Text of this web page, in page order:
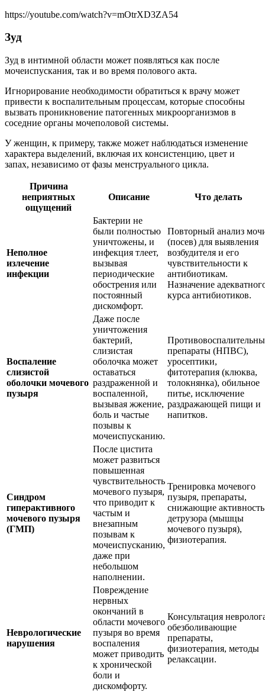
https://youtube.com/watch?v=mOtrXD3ZA54
Зуд
Зуд в интимной области может появляться как после
мочеиспускания, так и во время полового акта.
Игнорирование необходимости обратиться к врачу может
привести к воспалительным процессам, которые способны
вызвать проникновение патогенных микроорганизмов в
соседние органы мочеполовой системы.
У женщин, к примеру, также может наблюдаться изменение
характера выделений, включая их консистенцию, цвет и
запах, независимо от фазы менструального цикла.
Причина
неприятных
ощущений
Описание Что делать
Неполное
излечение
инфекции
Бактерии не
были полностью
уничтожены, и
инфекция тлеет,
вызывая
периодические
обострения или
постоянный
дискомфорт.
Повторный анализ
(посев) для выявления
возбудителя и его
чувствительности к
антибиотикам.
Назначение
курса антибиотиков.
Воспаление
слизистой
оболочки мочевого
пузыря
Даже после
уничтожения
бактерий,
слизистая
оболочка может
оставаться
раздраженной и
воспаленной,
вызывая жжение,
боль и частые
позывы к
мочеиспусканию.
препараты (НПВС),
уросептики,
фитотерапия (клюква,
толокнянка), обильное
питье, исключение
раздражающей пищи и
напитков.
Синдром
гиперактивного
мочевого пузыря
(ГМП)
После цистита
может развиться
повышенная
чувствительность
мочевого пузыря,
что приводит к
частым и
внезапным
позывам к
мочеиспусканию,
даже при
небольшом
наполнении.
Тренировка мочевого
пузыря, препараты,
снижающие активность
детрузора (мышцы
мочевого пузыря),
физиотерапия.
Неврологические
нарушения
Повреждение
нервных
окончаний в
области мочевого
пузыря во время
воспаления
может приводить
к хронической
боли и
дискомфорту.
Консультация
обезболивающие
препараты,
физиотерапия, методы
релаксации.